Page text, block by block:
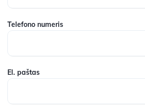
Telefono numeris
El. paštas